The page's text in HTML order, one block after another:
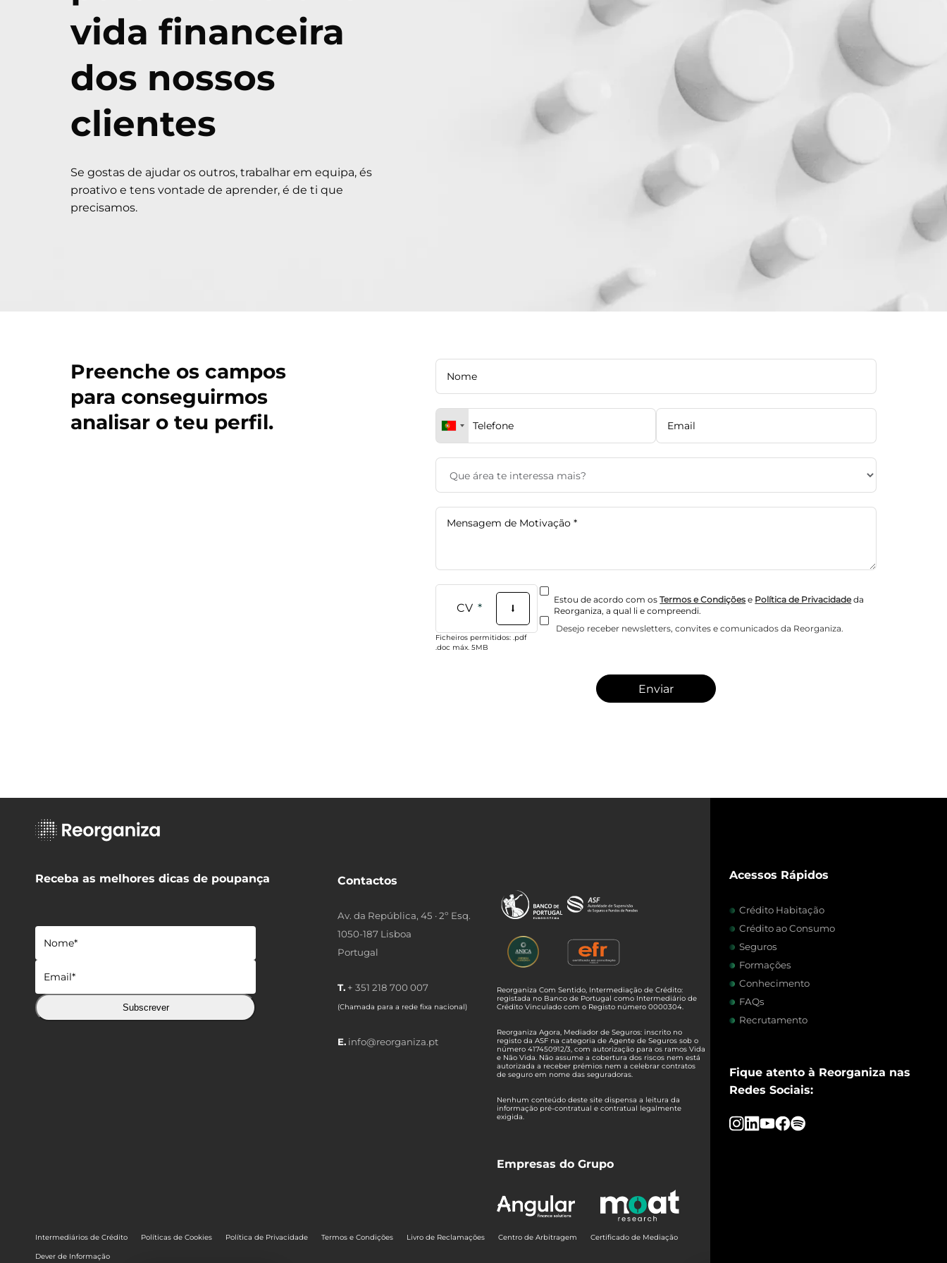
vida financeira
dos nossos
clientes
Se gostas de ajudar os outros, trabalhar em equipa, és
proativo e tens vontade de aprender, é de ti que
precisamos.
Preenche os campos
para conseguirmos
analisar o teu perfil.
CV ⭣
Estou de acordo com osTermos e Condições e Política de Privacidadeda
Reorganiza, a qual li e compreendi.
Desejo receber newsletters, convites e comunicados da Reorganiza.
Enviar
Receba as melhores dicas de poupança
Subscrever
Contactos
Av. da República, 45 · 2º Esq.
1050-187 Lisboa
Portugal
T. + 351 218 700 007
(Chamada para a rede fixa nacional)
E. info@reorganiza.pt
Reorganiza Com Sentido, Intermediação de Crédito:
registada no Banco de Portugal como Intermediário de
Crédito Vinculado com o Registo número 0000304.
Reorganiza Agora, Mediador de Seguros: inscrito no
registo da ASF na categoria de Agente de Seguros sob o
número 417450912/3, com autorização para os ramos Vida
e Não Vida. Não assume a cobertura dos riscos nem está
autorizada a receber prémios nem a celebrar contratos
de seguro em nome das seguradoras.
Nenhum conteúdo deste site dispensa a leitura da
informação pré-contratual e contratual legalmente
exigida.
Empresas do Grupo
Acessos Rápidos
Crédito Habitação
Crédito ao Consumo
Seguros
Formações
Conhecimento
FAQs
Recrutamento
Fique atento à Reorganiza nas
Redes Sociais:
Intermediários de Crédito Políticas de Cookies Política de Privacidade Termos e Condições Livro de Reclamações Centro de Arbitragem Certificado de Mediação
Dever de Informação